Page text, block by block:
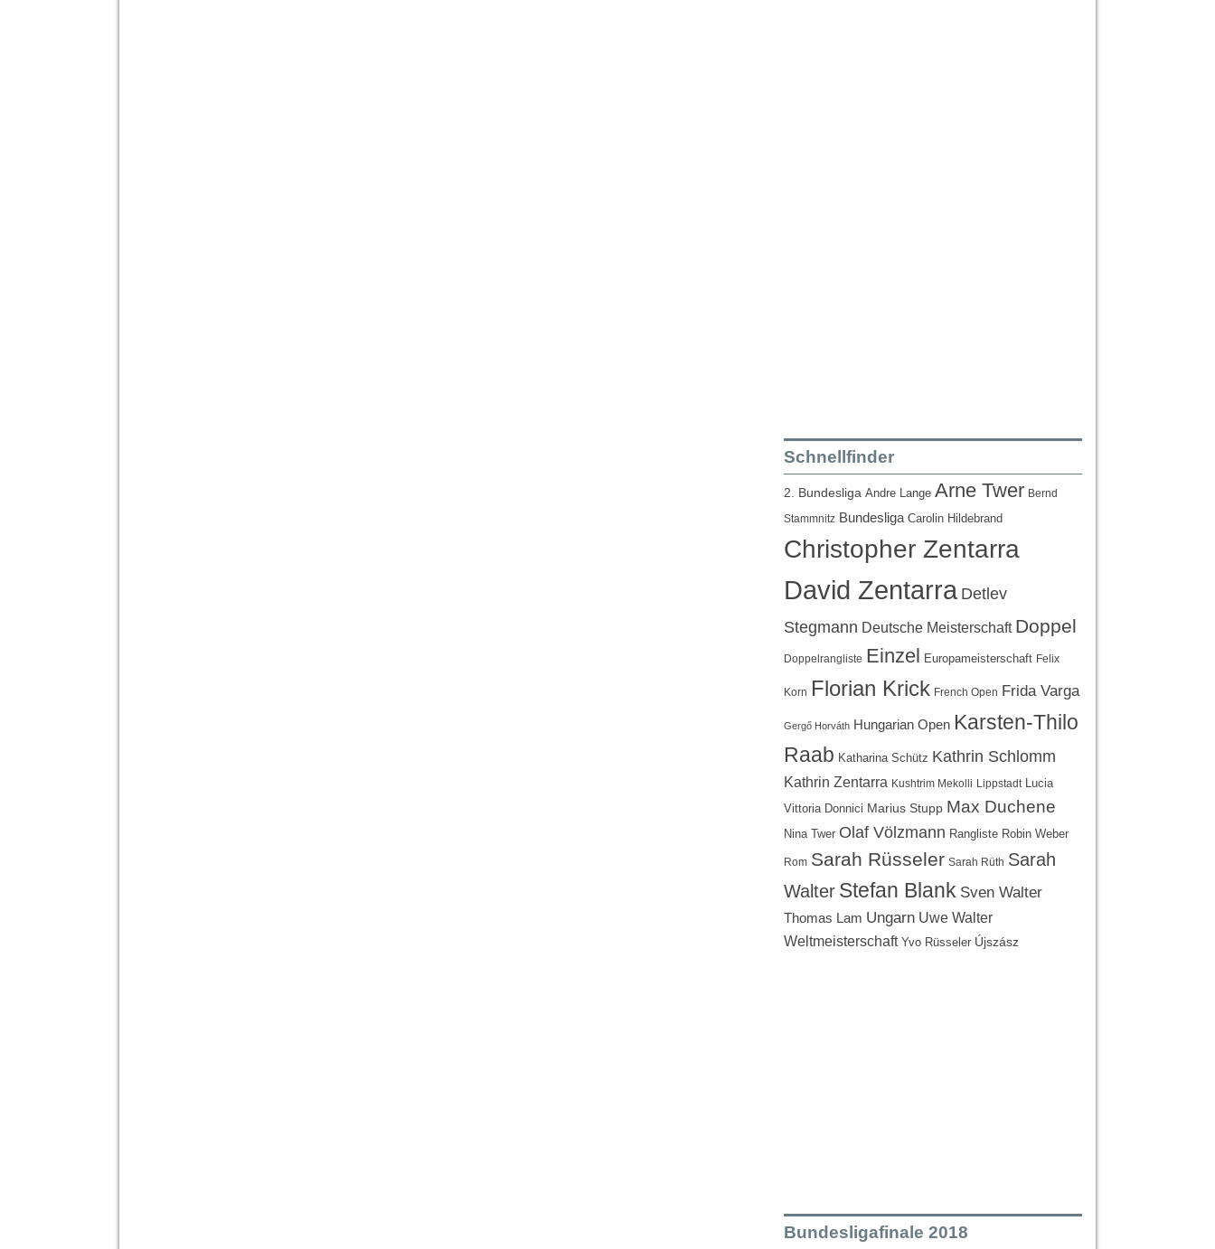
Schnellfinder
2. Bundesliga Andre Lange Arne Twer Bernd
Stammnitz Bundesliga Carolin Hildebrand
Christopher Zentarra
David Zentarra Detlev
Stegmann Deutsche Meisterschaft Doppel
Doppelrangliste Einzel Europameisterschaft Felix
Korn Florian Krick French Open Frida Varga
Gergő Horváth Hungarian Open Karsten-Thilo
Raab Katharina Schütz Kathrin Schlomm
Kathrin Zentarra Kushtrim Mekolli Lippstadt
Lucia
Vittoria Donnici Marius Stupp Max Duchene
Nina Twer Olaf Völzmann Rangliste Robin Weber
Rom Sarah Rüsseler Sarah Rüth Sarah
Walter Stefan Blank Sven Walter
Thomas Lam Ungarn Uwe Walter
Weltmeisterschaft Yvo Rüsseler Újszász
Bundesligafinale 2018